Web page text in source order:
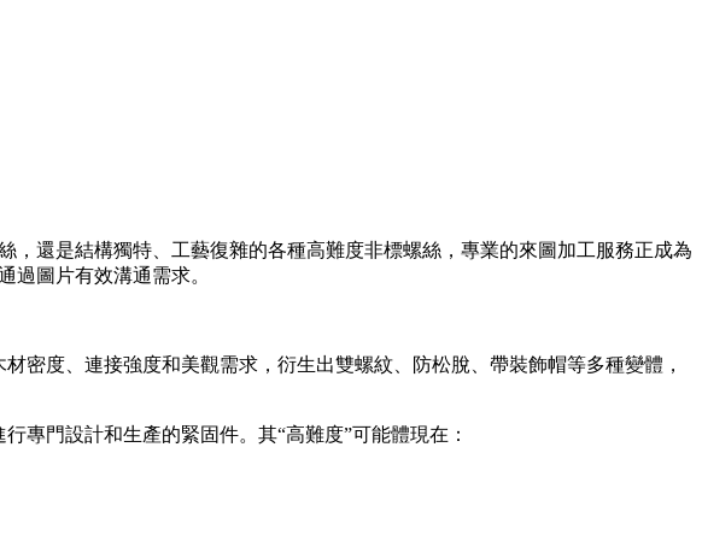
還是結構獨特、工藝復雜的各種高難度非標螺絲，專業的來圖加工服務正成為
過圖片有效溝通需求。
密度、連接強度和美觀需求，衍生出雙螺紋、防松脫、帶裝飾帽等多種變體，
專門設計和生產的緊固件。其“高難度”可能體現在：